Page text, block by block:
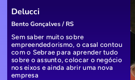
Delucci
Bento Gonçalves / RS
Sem saber muito sobre
empreendedorismo, o casal contou
com o Sebrae para aprender tudo
sobre o assunto, colocar o negócio
nos eixos e ainda abrir uma nova
empresa